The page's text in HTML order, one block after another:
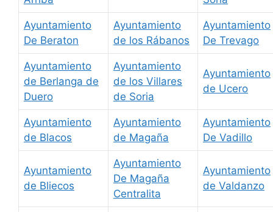
Ayuntamiento
De Beraton
Ayuntamiento
de los Rábanos
Ayuntamiento
De Trevago
Ayuntamiento
de Berlanga de
Duero
Ayuntamiento
de los Villares
de Soria
Ayuntamiento
de Ucero
Ayuntamiento
de Blacos
Ayuntamiento
de Magaña
Ayuntamiento
De Vadillo
Ayuntamiento
de Bliecos
Ayuntamiento
De Magaña
Centralita
Ayuntamiento
de Valdanzo